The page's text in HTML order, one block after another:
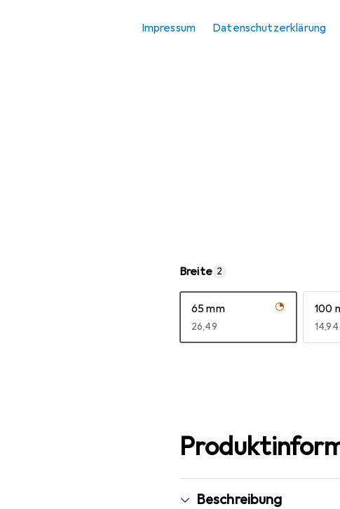
Impressum Datenschutzerklärung
Breite 2
65 mm
EUR
26,49
100
EUR
14,94
Beschreibung